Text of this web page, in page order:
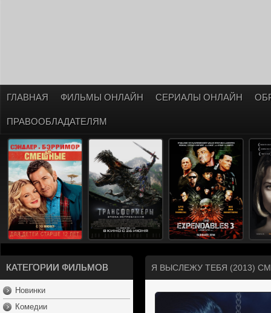
ГЛАВНАЯ ФИЛЬМЫ ОНЛАЙН СЕРИАЛЫ ОНЛАЙН
ПРАВООБЛАДАТЕЛЯМ
КАТЕГОРИИ ФИЛЬМОВ
Новинки
Комедии
Я ВЫСЛЕЖУ ТЕБЯ (2013)